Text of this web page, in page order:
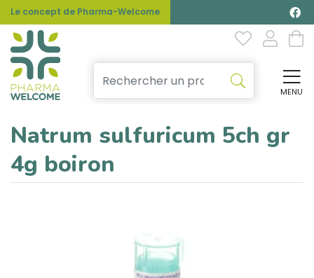
Le concept de Pharma-Welcome
MENU
Natrum sulfuricum 5ch gr
4g boiron